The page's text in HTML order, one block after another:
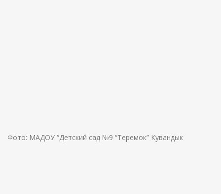
Фото: МАДОУ “Детский сад №9 “Теремок” Кувандык